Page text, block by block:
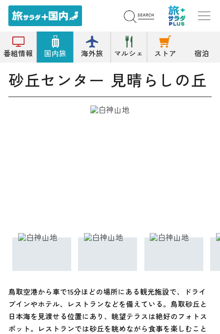
番組情報 国内旅 海外旅 マルシェ ストア 宿泊
トップ その他飲食店 砂丘センター 見晴らしの丘
砂丘センター 見晴らしの丘
鳥取空港から車で15分ほどの場所にある観光施設で、ドライ
ブインやホテル、レストランなどを備えている。鳥取砂丘と
日本海を見渡せる位置にあり、眺望テラスは絶好のフォトス
ポット。レストランでは砂丘を眺めながら食事を楽しむこと